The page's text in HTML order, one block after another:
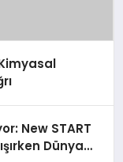
New START
Dünya